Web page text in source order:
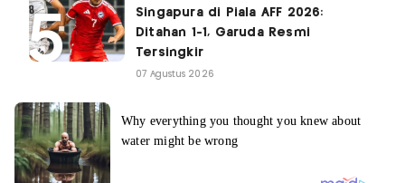
Singapura di Piala AFF 2026:
Ditahan 1-1, Garuda Resmi
Tersingkir
07 Agustus 2026